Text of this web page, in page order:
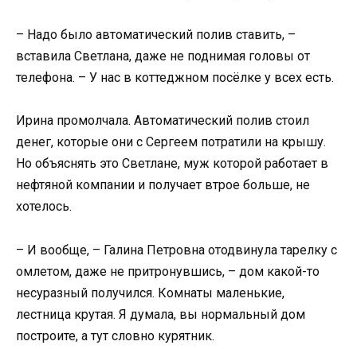
– Надо было автоматический полив ставить, –
вставила Светлана, даже не поднимая головы от
телефона. – У нас в коттеджном посёлке у всех есть.
Ирина промолчала. Автоматический полив стоил
денег, которые они с Сергеем потратили на крышу.
Но объяснять это Светлане, муж которой работает в
нефтяной компании и получает втрое больше, не
хотелось.
– И вообще, – Галина Петровна отодвинула тарелку с
омлетом, даже не притронувшись, – дом какой-то
несуразный получился. Комнаты маленькие,
лестница крутая. Я думала, вы нормальный дом
построите, а тут словно курятник.